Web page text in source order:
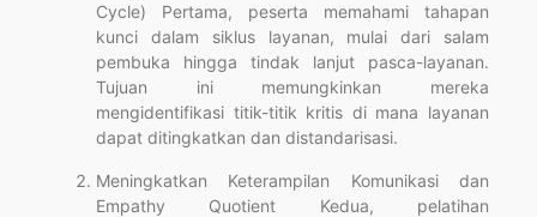
Cycle) Pertama, peserta memahami tahapan
kunci dalam siklus layanan, mulai dari salam
pembuka hingga tindak lanjut pasca-layanan.
Tujuan ini memungkinkan mereka
mengidentifikasi titik-titik kritis di mana layanan
dapat ditingkatkan dan distandarisasi.
Meningkatkan Keterampilan Komunikasi dan
Empathy Quotient Kedua, pelatihan